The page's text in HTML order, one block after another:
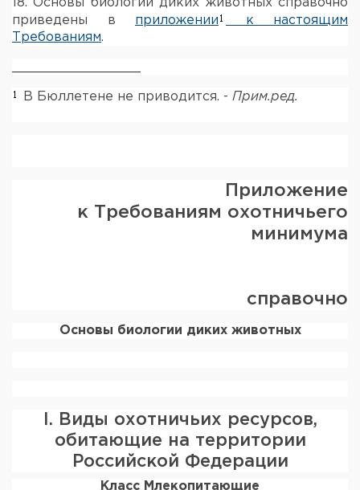
18. Основы биологии диких животных справочно
приведены в приложении
к настоящим
Требованиям.
В Бюллетене не приводится. - Прим.ред.
Приложение
к Требованиям охотничьего
минимума
справочно
Основы биологии диких животных
I. Виды охотничьих ресурсов,
обитающие на территории
Российской Федерации
Класс Млекопитающие